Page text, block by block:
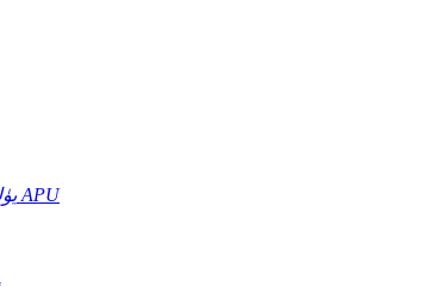
يۈك ماشىنىسى بارلىق توكلۇق APU